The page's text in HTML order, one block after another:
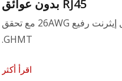
RJ45 بدون عوائق
كابل إيثرنت رفيع 26AWG مع تحقق
GHMT.
اقرأ أكثر
ضمان جودة وسلامة البضائع.
الاتصالات لتبقى في مقدمة